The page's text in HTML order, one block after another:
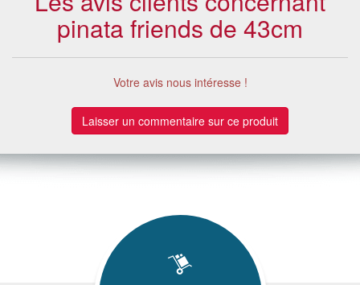
pinata friends de 43cm
Votre avis nous intéresse !
Laisser un commentaire sur ce produit